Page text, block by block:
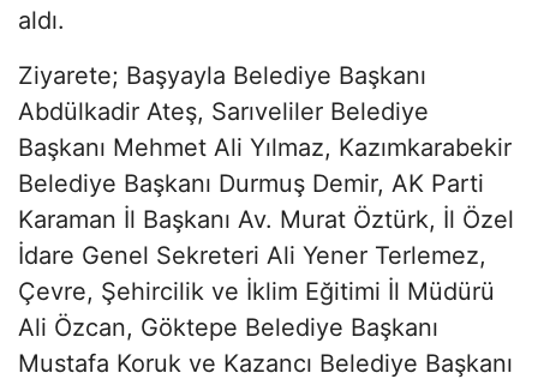
aldı.
Ziyarete; Başyayla Belediye Başkanı
Abdülkadir Ateş, Sarıveliler Belediye
Başkanı Mehmet Ali Yılmaz, Kazımkarabekir
Belediye Başkanı Durmuş Demir, AK Parti
Karaman İl Başkanı Av. Murat Öztürk, İl Özel
İdare Genel Sekreteri Ali Yener Terlemez,
Çevre, Şehircilik ve İklim Eğitimi İl Müdürü
Ali Özcan, Göktepe Belediye Başkanı
Mustafa Koruk ve Kazancı Belediye Başkanı